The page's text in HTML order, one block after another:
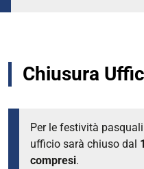
Chiusura
Per le festività
ufficio sarà chiuso dal
compresi.